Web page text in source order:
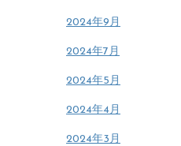
2024年9月
2024年7月
2024年5月
2024年4月
2024年3月